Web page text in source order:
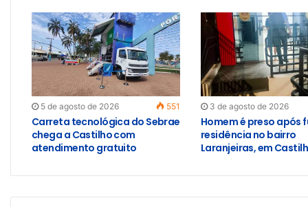
5 de agosto de 2026 551
Carreta tecnológica do Sebrae
chega a Castilho com
atendimento gratuito
3 de agosto de 2026
Homem é preso após
residência no bairro
Laranjeiras, em